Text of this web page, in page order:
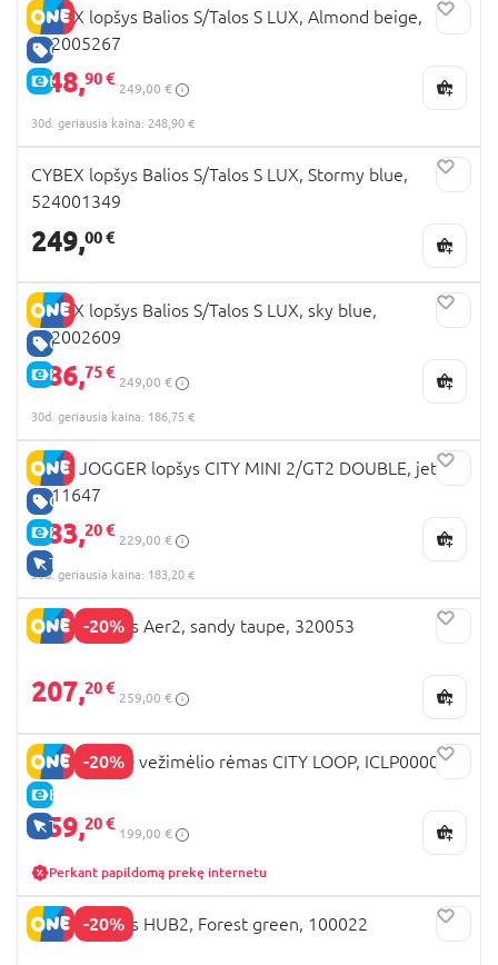
GERA KAINA
E-KAINA
CYBEX lopšys Balios S/Talos S LUX, Almond beige,
522005267
248,90 €
249,00 €
30d. geriausia kaina: 248,90 €
CYBEX lopšys Balios S/Talos S LUX, Stormy blue,
524001349
249,00 €
GERA KAINA
E-KAINA
CYBEX lopšys Balios S/Talos S LUX, sky blue,
522002609
186,75 €
249,00 €
30d. geriausia kaina: 186,75 €
GERA KAINA
E-KAINA
TIK INTERNETU
BABY JOGGER lopšys CITY MINI 2/GT2 DOUBLE, jet,
2111647
183,20 €
229,00 €
30d. geriausia kaina: 183,20 €
-20%
JOOLZ lopšys Aer2, sandy taupe, 320053
207,20 €
259,00 €
-20%
E-KAINA
TIK INTERNETU
PEG PEREGO vežimėlio rėmas CITY LOOP, ICLP000009
159,20 €
199,00 €
Perkant papildomą prekę internetu
-20%
JOOLZ lopšys HUB2, Forest green, 100022